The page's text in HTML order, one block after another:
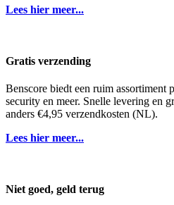
Lees hier meer...
Gratis verzending
Benscore biedt een ruim assortiment
security en meer. Snelle levering en
anders €4,95 verzendkosten (NL).
Lees hier meer...
Niet goed, geld terug